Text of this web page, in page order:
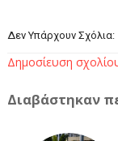
Δεν Υπάρχουν Σχόλια:
Δημοσίευση
Διαβάστηκαν